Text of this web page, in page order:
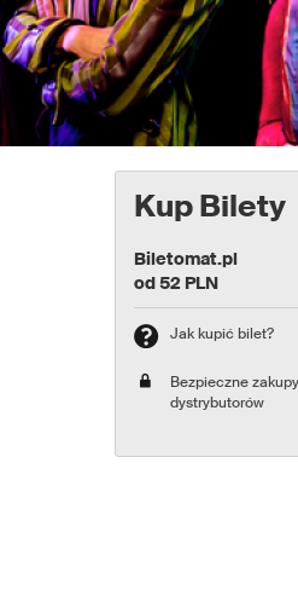
Kup Bilety
Biletomat.pl
od 52 PLN
Jak kupić bilet?
Bezpieczne
dystrybutorów